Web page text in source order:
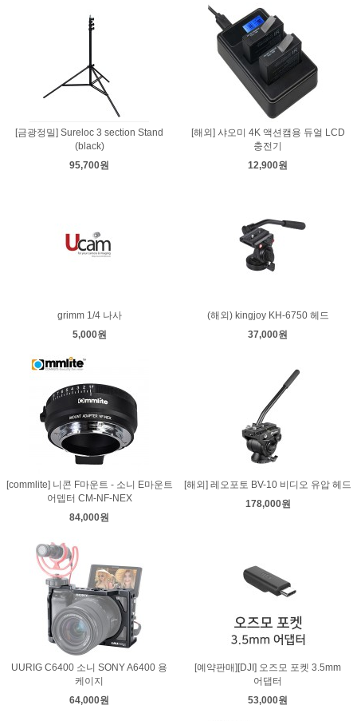
[금광정밀] Sureloc 3 section Stand
(black)
95,700원
[해외] 샤오미 4K 액션캠용 듀얼 LCD
충전기
12,900원
grimm 1/4 나사
5,000원
(해외) kingjoy KH-6750 헤드
37,000원
[commlite] 니콘 F마운트 - 소니 E마운트
어뎁터 CM-NF-NEX
84,000원
[해외] 레오포토 BV-10 비디오 유압 헤드
178,000원
UURIG C6400 소니 SONY A6400 용
케이지
64,000원
[예약판매][DJI] 오즈모 포켓 3.5mm
어댑터
53,000원